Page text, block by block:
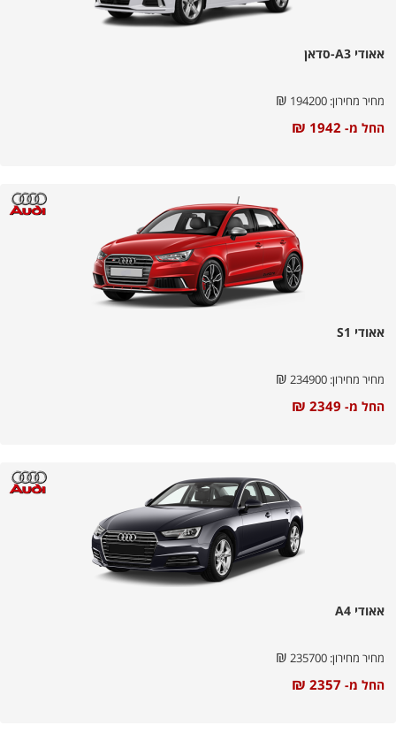
אאודי A3-סדאן
מחיר מחירון: ₪
החל מ- ₪
אאודי S1
מחיר מחירון: ₪
החל מ- ₪
אאודי A4
מחיר מחירון: ₪
החל מ- ₪